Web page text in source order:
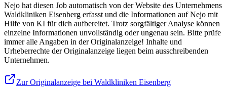
Nejo hat diesen Job automatisch von der Website des Unternehmens
Waldkliniken Eisenberg erfasst und die Informationen auf Nejo mit
Hilfe von KI für dich aufbereitet. Trotz sorgfältiger Analyse können
einzelne Informationen unvollständig oder ungenau sein. Bitte prüfe
immer alle Angaben in der Originalanzeige! Inhalte und
Urheberrechte der Originalanzeige liegen beim ausschreibenden
Unternehmen.
Zur Originalanzeige bei Waldkliniken Eisenberg